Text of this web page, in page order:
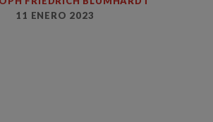
11 ENERO 2023